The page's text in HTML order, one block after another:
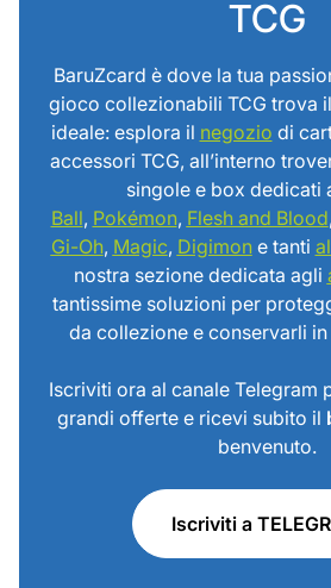
TCG
BaruZcard è dove la tua
gioco collezionabili TCG trova
ideale: esplora il negozio di
accessori TCG, all’interno
singole e box dedicati
Ball, Pokémon, Flesh and Blood
Gi-Oh, Magic, Digimone tanti
nostra sezione dedicata agli
tantissime soluzioni per
da collezione e conservarli
Iscriviti ora al canale Telegram
grandi offerte e ricevi subito il
benvenuto.
Iscriviti a